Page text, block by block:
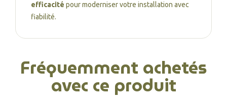
efficacité pour moderniser votre installation avec
fiabilité.
Fréquemment achetés
avec ce produit